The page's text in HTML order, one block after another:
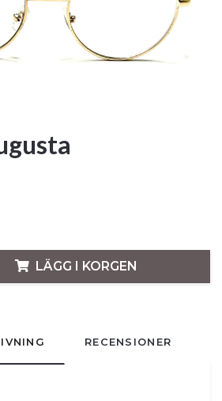
LÄGG I KORGEN
RECENSIONER